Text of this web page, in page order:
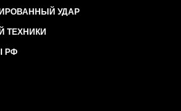
УДАР
ТЕХНИКИ
РФ